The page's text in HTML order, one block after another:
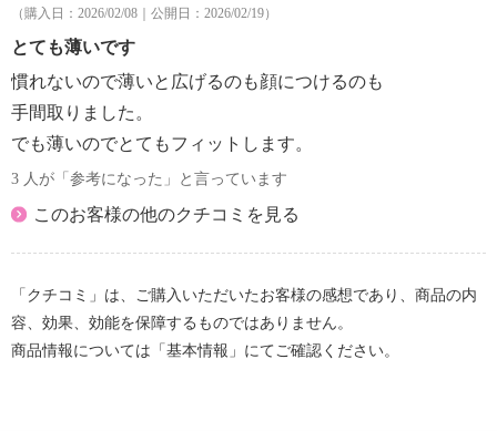
（購入日：2026/02/08｜公開日：2026/02/19）
とても薄いです
慣れないので薄いと広げるのも顔につけるのも
手間取りました。
でも薄いのでとてもフィットします。
3 人が「参考になった」と言っています
このお客様の他のクチコミを見る
「クチコミ」は、ご購入いただいたお客様の感想であり、商品の内
容、効果、効能を保障するものではありません。
商品情報については「基本情報」にてご確認ください。